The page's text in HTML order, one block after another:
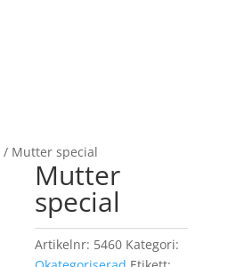
/ Mutter special
Mutter
special
Artikelnr: 5460 Kategori: